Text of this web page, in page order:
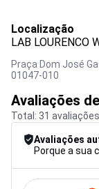
Localização
LAB LOURENCO
Praça Dom José
01047-010
Avaliações de
Total: 31
Avaliações